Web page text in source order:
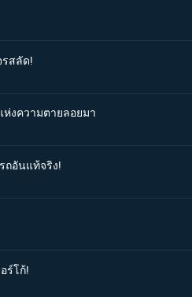
รสลัด!
ห่งความตายลอยมา
ถอันแท้จริง!
ร์โก้!